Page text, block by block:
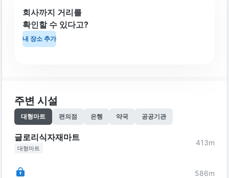
회사까지 거리를
확인할 수 있다고?
내 장소 추가
주변 시설
대형마트 편의점 은행 약국 공공기관
글로리식자재마트
대형마트
413m
586m